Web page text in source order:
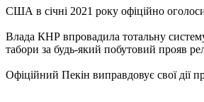
США в січні 2021 року офіційно
Влада КНР впровадила тотальну
табори за будь-який побутовий прояв
Офіційний Пекін виправдовує свої дії